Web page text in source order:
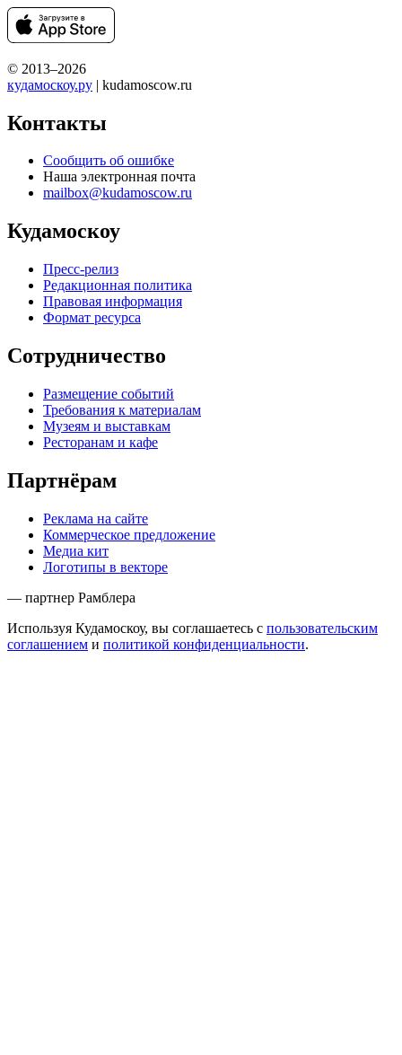
© 2013–2026
кудамоскоу.ру | kudamoscow.ru
Контакты
Сообщить об ошибке
Наша электронная почта
mailbox@kudamoscow.ru
Кудамоскоу
Пресс-релиз
Редакционная политика
Правовая информация
Формат ресурса
Сотрудничество
Размещение событий
Требования к материалам
Музеям и выставкам
Ресторанам и кафе
Партнёрам
Реклама на сайте
Коммерческое предложение
Медиа кит
Логотипы в векторе
— партнер Рамблера
Используя Кудамоскоу, вы соглашаетесь с пользовательским
соглашением и политикой конфиденциальности.